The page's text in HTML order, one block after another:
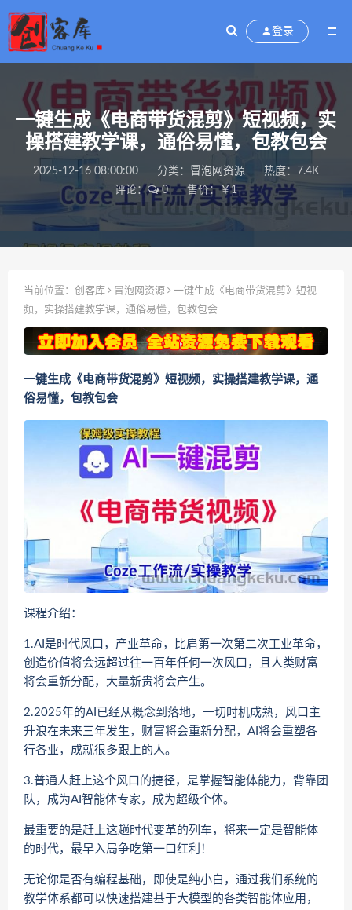
登录
一键生成《电商带货混剪》短视频，实
操搭建教学课，通俗易懂，包教包会
2025-12-16 08:00:00 分类： 冒泡网资源
热度：7.4K
评论：
0 售价：￥1
当前位置： 创客库 冒泡网资源
一键生成《电商带货混剪》短视
频，实操搭建教学课，通俗易懂，包教包会
一键生成《电商带货混剪》短视频，实操搭建教学课，通
俗易懂，包教包会
课程介绍：
1.AI是时代风口，产业革命，比肩第一次第二次工业革命，
创造价值将会远超过往一百年任何一次风口，且人类财富
将会重新分配，大量新贵将会产生。
2.2025年的AI已经从概念到落地，一切时机成熟，风口主
升浪在未来三年发生，财富将会重新分配，AI将会重塑各
行各业，成就很多跟上的人。
3.普通人赶上这个风口的捷径，是掌握智能体能力，背靠团
队，成为AI智能体专家，成为超级个体。
最重要的是赶上这趟时代变革的列车，将来一定是智能体
的时代，最早入局争吃第一口红利！
无论你是否有编程基础，即使是纯小白，通过我们系统的
教学体系都可以快速搭建基于大模型的各类智能体应用，